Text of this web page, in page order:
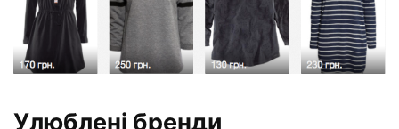
Улюблені бренди